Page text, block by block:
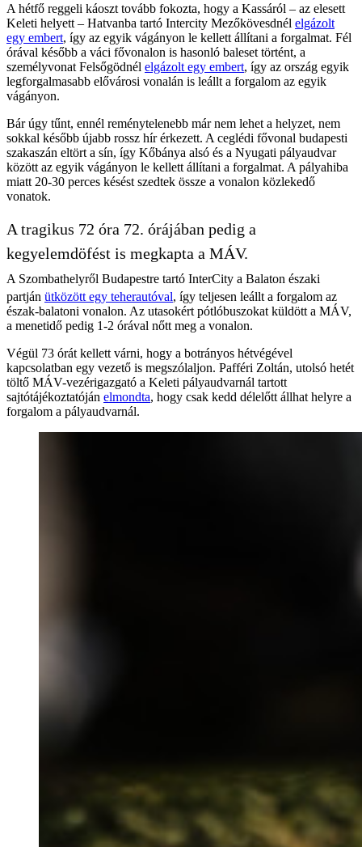
A hétfő reggeli káoszt tovább fokozta, hogy a Kassáról – az elesett
Keleti helyett – Hatvanba tartó Intercity Mezőkövesdnél elgázolt
egy embert, így az egyik vágányon le kellett állítani a forgalmat. Fél
órával később a váci fővonalon is hasonló baleset történt, a
személyvonat Felsőgödnél elgázolt egy embert, így az ország egyik
legforgalmasabb elővárosi vonalán is leállt a forgalom az egyik
vágányon.
Bár úgy tűnt, ennél reménytelenebb már nem lehet a helyzet, nem
sokkal később újabb rossz hír érkezett. A ceglédi fővonal budapesti
szakaszán eltört a sín, így Kőbánya alsó és a Nyugati pályaudvar
között az egyik vágányon le kellett állítani a forgalmat. A pályahiba
miatt 20-30 perces késést szedtek össze a vonalon közlekedő
vonatok.
A tragikus 72 óra 72. órájában pedig a
kegyelemdöfést is megkapta a MÁV.
A Szombathelyről Budapestre tartó InterCity a Balaton északi
partján ütközött egy teherautóval, így teljesen leállt a forgalom az
észak-balatoni vonalon. Az utasokért pótlóbuszokat küldött a MÁV,
a menetidő pedig 1-2 órával nőtt meg a vonalon.
Végül 73 órát kellett várni, hogy a botrányos hétvégével
kapcsolatban egy vezető is megszólaljon. Pafféri Zoltán, utolsó hetét
töltő MÁV-vezérigazgató a Keleti pályaudvarnál tartott
sajtótájékoztatóján elmondta, hogy csak kedd délelőtt állhat helyre a
forgalom a pályaudvarnál.